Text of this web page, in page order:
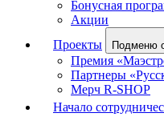
Бонусная
Акции
Проекты
Подменю
Премия
Партнеры
Мерч R-SHOP
Начало